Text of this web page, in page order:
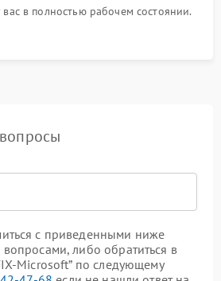
в полностью рабочем состоянии.
с приведенными ниже
либо обратиться в
Microsoft” по следующему